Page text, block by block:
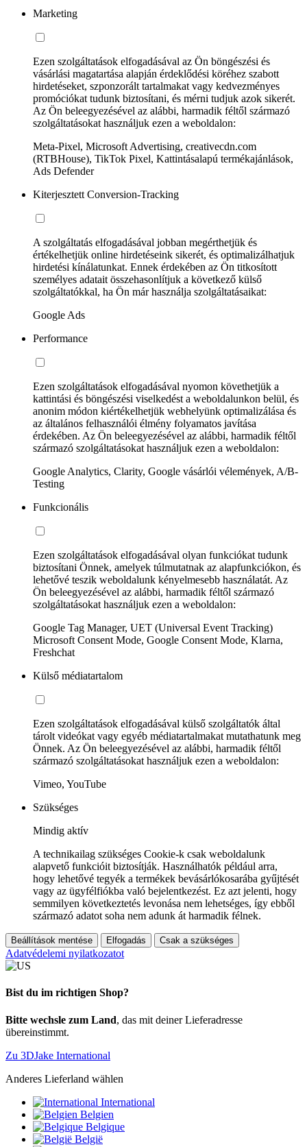
Marketing
Ezen szolgáltatások elfogadásával az Ön böngészési és
vásárlási magatartása alapján érdeklődési köréhez szabott
hirdetéseket, szponzorált tartalmakat vagy kedvezményes
promóciókat tudunk biztosítani, és mérni tudjuk azok sikerét.
Az Ön beleegyezésével az alábbi, harmadik féltől származó
szolgáltatásokat használjuk ezen a weboldalon:
Meta-Pixel, Microsoft Advertising, creativecdn.com
(RTBHouse), TikTok Pixel, Kattintásalapú termékajánlások,
Ads Defender
Kiterjesztett Conversion-Tracking
A szolgáltatás elfogadásával jobban megérthetjük és
értékelhetjük online hirdetéseink sikerét, és optimalizálhatjuk
hirdetési kínálatunkat. Ennek érdekében az Ön titkosított
személyes adatait összehasonlítjuk a következő külső
szolgáltatókkal, ha Ön már használja szolgáltatásaikat:
Google Ads
Performance
Ezen szolgáltatások elfogadásával nyomon követhetjük a
kattintási és böngészési viselkedést a weboldalunkon belül, és
anonim módon kiértékelhetjük webhelyünk optimalizálása és
az általános felhasználói élmény folyamatos javítása
érdekében. Az Ön beleegyezésével az alábbi, harmadik féltől
származó szolgáltatásokat használjuk ezen a weboldalon:
Google Analytics, Clarity, Google vásárlói vélemények, A/B-
Testing
Funkcionális
Ezen szolgáltatások elfogadásával olyan funkciókat tudunk
biztosítani Önnek, amelyek túlmutatnak az alapfunkciókon, és
lehetővé teszik weboldalunk kényelmesebb használatát. Az
Ön beleegyezésével az alábbi, harmadik féltől származó
szolgáltatásokat használjuk ezen a weboldalon:
Google Tag Manager, UET (Universal Event Tracking)
Microsoft Consent Mode, Google Consent Mode, Klarna,
Freshchat
Külső médiatartalom
Ezen szolgáltatások elfogadásával külső szolgáltatók által
tárolt videókat vagy egyéb médiatartalmakat mutathatunk meg
Önnek. Az Ön beleegyezésével az alábbi, harmadik féltől
származó szolgáltatásokat használjuk ezen a weboldalon:
Vimeo, YouTube
Szükséges
Mindig aktív
A technikailag szükséges Cookie-k csak weboldalunk
alapvető funkcióit biztosítják. Használhatók például arra,
hogy lehetővé tegyék a termékek bevásárlókosarába gyűjtését
vagy az ügyfélfiókba való bejelentkezést. Ez azt jelenti, hogy
semmilyen következtetés levonása nem lehetséges, így ebből
származó adatot soha nem adunk át harmadik félnek.
Beállítások mentése Elfogadás Csak a szükséges
Adatvédelemi nyilatkozatot
Bist du im richtigen Shop?
Bitte wechsle zum Land, das mit deiner Lieferadresse
übereinstimmt.
Zu 3DJake International
Anderes Lieferland wählen
International
Belgien
Belgique
België